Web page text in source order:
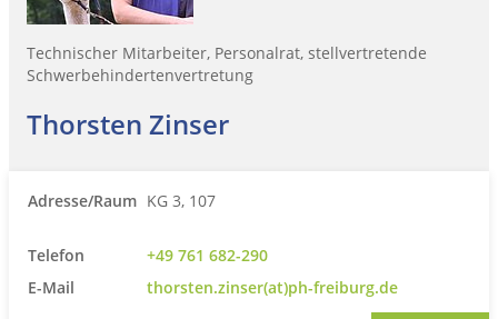
Technischer Mitarbeiter, Personalrat, stellvertretende
Schwerbehindertenvertretung
Thorsten Zinser
Adresse/Raum KG 3, 107
Telefon
+49 761 682-290
E-Mail
thorsten.zinser(at)ph-freiburg.de